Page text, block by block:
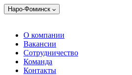
Наро-Фоминск
О компании
Вакансии
Сотрудничество
Команда
Контакты